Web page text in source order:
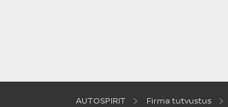
AUTOSPIRIT Firma tutvustus